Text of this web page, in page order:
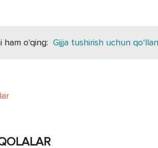
ham o'qing: Gijja tushirish uchun